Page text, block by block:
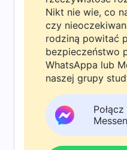
Nikt nie wie, co
czy
rodziną powitać
bezpieczeństwo
WhatsAppa lub
naszej grupy